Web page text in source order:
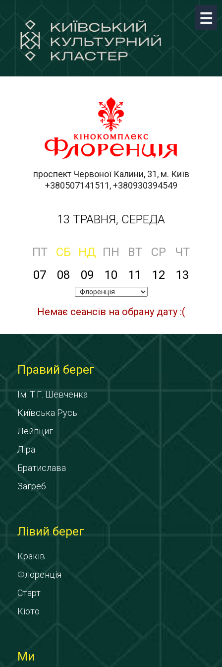
проспект Червоної Калини, 31, м. Київ
+380507141511, +380930394549
13 ТРАВНЯ, СЕРЕДА
ПТ СБ НД ПН ВТ СР
ЧТ
07
08 09 10 11 12 13
Немає сеансів на обрану дату :(
Правий берег
Ім. Т.Г. Шевченка
Київська Русь
Лейпциг
Ліра
Братислава
Загреб
Лівий берег
Краків
Флоренція
Старт
Кіото
Ми